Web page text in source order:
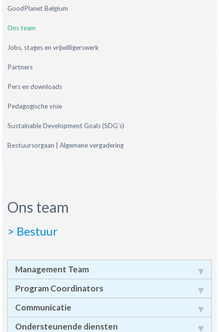
GoodPlanet Belgium
Ons team
Jobs, stages en vrijwilligerswerk
Partners
Pers en downloads
Pedagogische visie
Sustainable Development Goals (SDG’s)
Bestuursorgaan | Algemene vergadering
Ons team
> Bestuur
Management Team
Program Coordinators
Communicatie
Ondersteunende diensten